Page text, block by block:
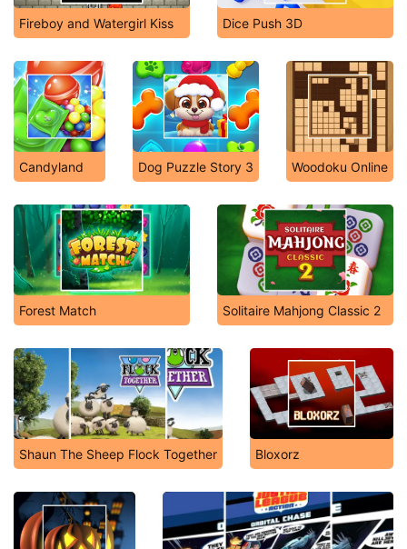
Fireboy and Watergirl Kiss Dice Push 3D
Candyland Dog Puzzle Story 3 Woodoku Online
Forest Match Solitaire Mahjong Classic 2
Shaun The Sheep Flock Together Bloxorz